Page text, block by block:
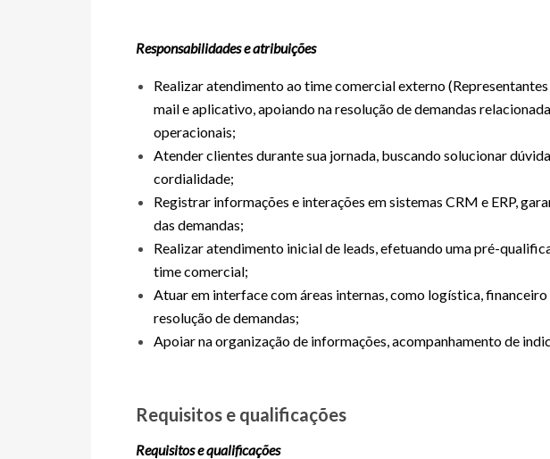
Responsabilidades e atribuições
Realizar atendimento ao time comercial externo
mail e aplicativo, apoiando na resolução de demandas
operacionais;
Atender clientes durante sua jornada, buscando solucionar
cordialidade;
Registrar informações e interações em sistemas CRM e ERP,
das demandas;
Realizar atendimento inicial de leads, efetuando uma pré-
time comercial;
Atuar em interface com áreas internas, como logística,
resolução de demandas;
Apoiar na organização de informações, acompanhamento de
Requisitos e qualificações
Requisitos e qualificações